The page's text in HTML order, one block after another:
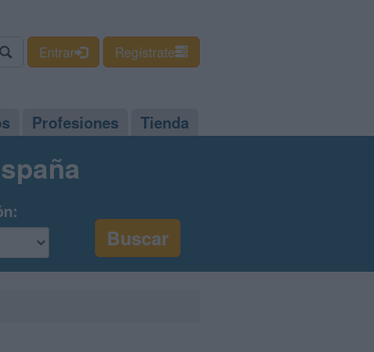
Entrar Regístrate
Profesiones Tienda